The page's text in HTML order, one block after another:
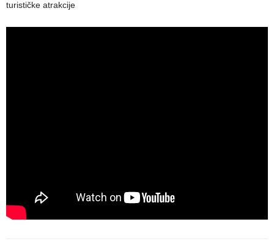
turističke atrakcije